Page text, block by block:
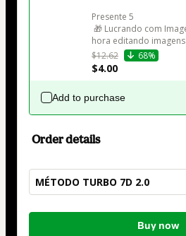
Presente 5
hora editando imagens
$12.62
68%
$4.00
Add to purchase
Order details
MÉTODO TURBO 7D 2.0
Total
Buy now